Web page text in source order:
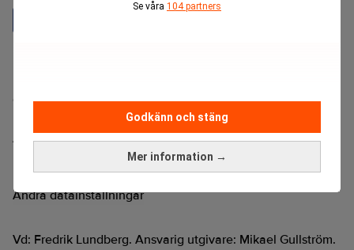
Se våra 104 partners
Mer information →
Godkänn och stäng
Cookiepolicy
Annonsera på Realtid
Kontakta oss
Ändra datainställningar
Vd: Fredrik Lundberg. Ansvarig utgivare: Mikael Gullström.